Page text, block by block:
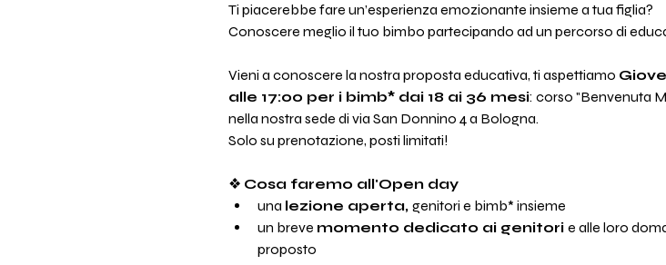
Ti piacerebbe fare un’esperienza emozionante insieme a tua figlia?
Conoscere meglio il tuo bimbo partecipando ad un percorso di
Vieni a conoscere la nostra proposta educativa, ti aspettiamo
alle 17:00 per i bimb* dai 18 ai 36 mesi: corso "Benvenuta
nella nostra sede di via San Donnino 4 a Bologna.
Solo su prenotazione, posti limitati!
❖ Cosa faremo all'Open day
una lezione aperta, genitori e bimb* insieme
un breve momento dedicato ai genitori e alle loro
proposto